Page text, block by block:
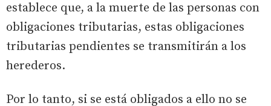
establece que, a la muerte de las personas con
obligaciones tributarias, estas obligaciones
tributarias pendientes se transmitirán a los
herederos.
Por lo tanto, si se está obligados a ello no se